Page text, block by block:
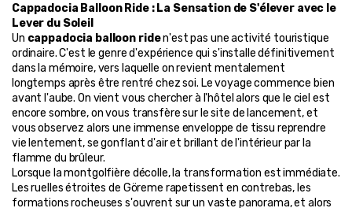
Cappadocia Balloon Ride : La Sensation de S'élever avec le
Lever du Soleil
Un cappadocia balloon ride n'est pas une activité touristique
ordinaire. C'est le genre d'expérience qui s'installe définitivement
dans la mémoire, vers laquelle on revient mentalement
longtemps après être rentré chez soi. Le voyage commence bien
avant l'aube. On vient vous chercher à l'hôtel alors que le ciel est
encore sombre, on vous transfère sur le site de lancement, et
vous observez alors une immense enveloppe de tissu reprendre
vie lentement, se gonflant d'air et brillant de l'intérieur par la
flamme du brûleur.
Lorsque la montgolfière décolle, la transformation est immédiate.
Les ruelles étroites de Göreme rapetissent en contrebas, les
formations rocheuses s'ouvrent sur un vaste panorama, et alors